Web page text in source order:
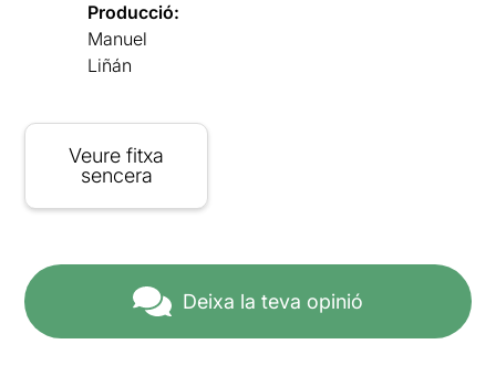
Producció:
Manuel
Liñán
Veure fitxa
sencera
Deixa la teva opinió